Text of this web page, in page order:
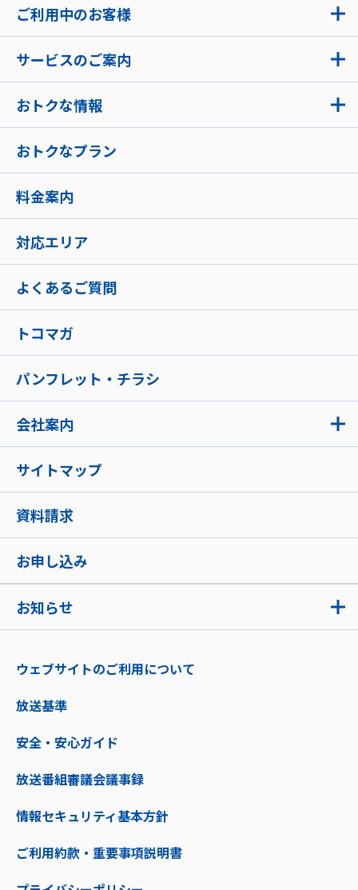
お知らせ
ご利用中のお客様
サービスのご案内
おトクな情報
おトクなプラン
料金案内
対応エリア
よくあるご質問
トコマガ
パンフレット・チラシ
会社案内
サイトマップ
資料請求
お申し込み
ウェブサイトのご利用について
放送基準
安全・安心ガイド
放送番組審議会議事録
情報セキュリティ基本方針
ご利用約款・重要事項説明書